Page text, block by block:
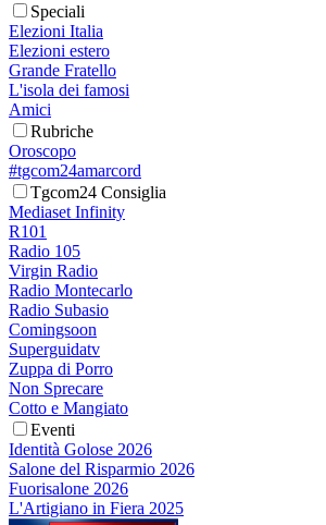
Speciali
Elezioni Italia
Elezioni estero
Grande Fratello
L'isola dei famosi
Amici
Rubriche
Oroscopo
#tgcom24amarcord
Tgcom24 Consiglia
Mediaset Infinity
R101
Radio 105
Virgin Radio
Radio Montecarlo
Radio Subasio
Comingsoon
Superguidatv
Zuppa di Porro
Non Sprecare
Cotto e Mangiato
Eventi
Identità Golose 2026
Salone del Risparmio 2026
Fuorisalone 2026
L'Artigiano in Fiera 2025